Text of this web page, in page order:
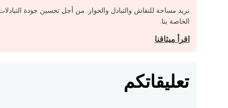
نريد مساحة للنقاش والتبادل والحوار. من أجل تحسين جودة
الخاصة بنا.
اقرأ ميثاقنا
تعليقاتكم